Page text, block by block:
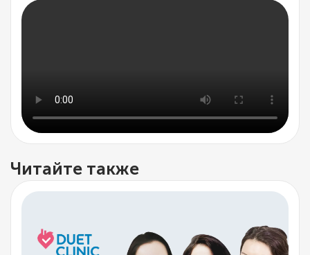
Читайте также